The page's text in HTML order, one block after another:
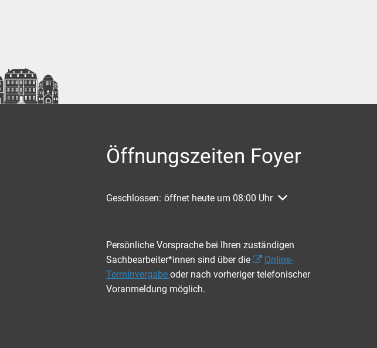
Öffnungszeiten Foyer
Klicken, um weitere Öffnungs- oder Schließzeiten auszublenden
Geschlossen: öffnet heute um 08:00 Uhr
Persönliche Vorsprache bei Ihren zuständigen
Sachbearbeiter*innen sind über die
Online-
Terminvergabe oder nach vorheriger telefonischer
Voranmeldung möglich.